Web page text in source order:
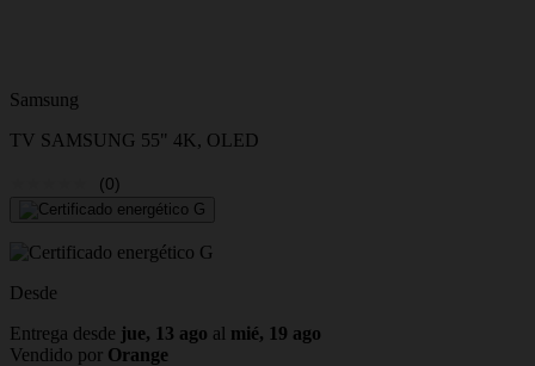
Samsung
TV SAMSUNG 55" 4K, OLED
(0)
Desde
Entrega desde jue, 13 ago al mié, 19 ago
Vendido por Orange